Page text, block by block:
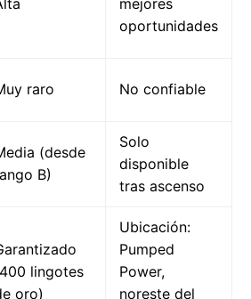
mejores
oportunidades
raro No confiable
(desde
B)
Solo
disponible
tras ascenso
lingotes
oro)
Ubicación:
Pumped
Power,
noreste del